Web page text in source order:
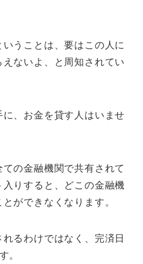
うことは、要はこの人に
ないよ、と周知されてい
、お金を貸す人はいませ
の金融機関で共有されて
りすると、どこの金融機
ができなくなります。
るわけではなく、完済日
。